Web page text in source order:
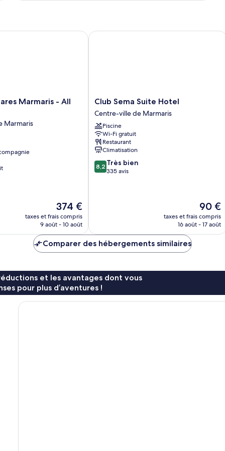
Marmaris - All
Marmaris
Le
nouveau
prix
de
374 €
374 €
taxes et frais compris
9 août - 10 août
Marmaris - All Inclusive
Club
Sema
Suite
Hotel
Centre-
ville
de
Marmaris
Club Sema Suite Hotel
Centre-ville de Marmaris
Piscine
Wi-Fi gratuit
Restaurant
Climatisation
8.2
sur
8,2 Très bien
335 avis
Le
prix
90 €
taxes et frais compris
16 août - 17 août
Club Sema Suite Hotel
Comparer des hébergements similaires
et les avantages dont vous
pour plus d’aventures !